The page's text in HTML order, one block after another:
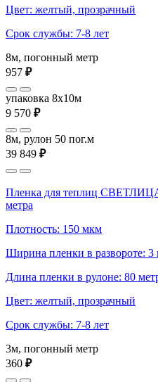
Цвет: желтый, прозрачный
Срок службы: 7-8 лет
8м, погонный метр
957 ₽
упаковка 8x10м
9 570 ₽
8м, рулон 50 пог.м
39 849 ₽
Пленка для теплиц
метра
Плотность: 150 мкм
Ширина пленки в развороте: 3
Длина пленки в рулоне: 80
Цвет: желтый, прозрачный
Срок службы: 7-8 лет
3м, погонный метр
360 ₽